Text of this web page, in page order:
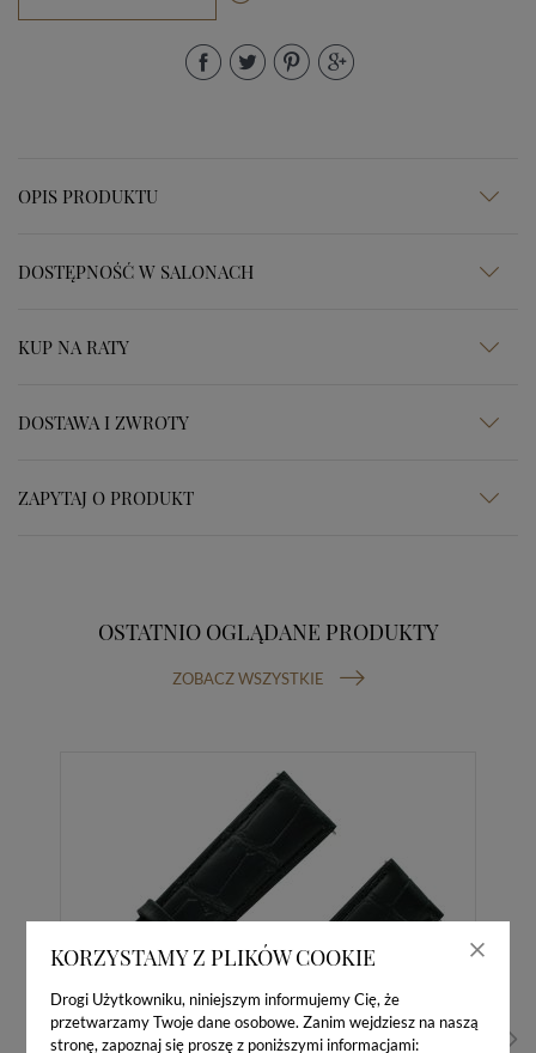
KORZYSTAMY Z PLIKÓW COOKIE
Drogi Użytkowniku, niniejszym informujemy Cię, że
przetwarzamy Twoje dane osobowe. Zanim wejdziesz na naszą
stronę, zapoznaj się proszę z poniższymi informacjami:
OPIS PRODUKTU
DOSTĘPNOŚĆ W SALONACH
KUP NA RATY
DOSTAWA I ZWROTY
ZAPYTAJ O PRODUKT
OSTATNIO OGLĄDANE PRODUKTY
ZOBACZ WSZYSTKIE